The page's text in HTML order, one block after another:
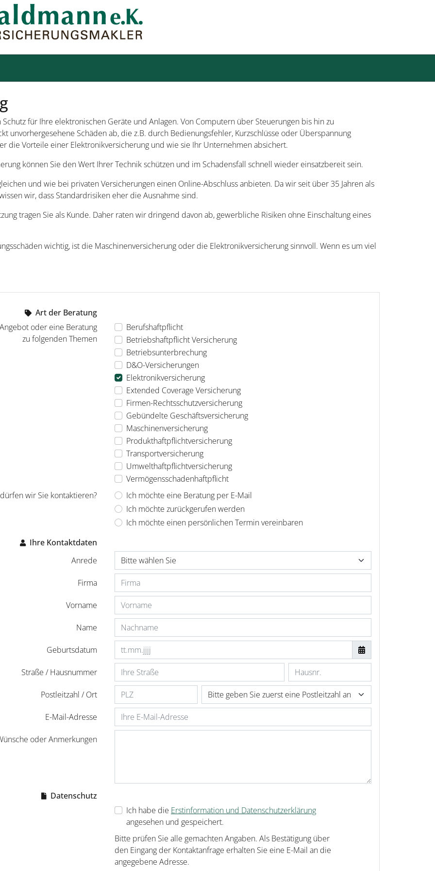
für Ihre elektronischen Geräte und Anlagen. Von Computern über Steuerungen bis hin zu
unvorhergesehene Schäden ab, die z.B. durch Bedienungsfehler, Kurzschlüsse oder Überspannung
die Vorteile einer Elektronikversicherung und wie sie Ihr Unternehmen absichert.
können Sie den Wert Ihrer Technik schützen und im Schadensfall schnell wieder einsatzbereit sein.
und wie bei privaten Versicherungen einen Online-Abschluss anbieten. Da wir seit über 35 Jahren als
wir, dass Standardrisiken eher die Ausnahme sind.
tragen Sie als Kunde. Daher raten wir dringend davon ab, gewerbliche Risiken ohne Einschaltung eines
wichtig, ist die Maschinenversicherung oder die Elektronikversicherung sinnvoll. Wenn es um viel
Art der Beratung
oder eine Beratung
zu folgenden Themen
Berufshaftpflicht
Betriebshaftpflicht Versicherung
Betriebsunterbrechung
D&O-Versicherungen
Elektronikversicherung
Extended Coverage Versicherung
Firmen-Rechtsschutzversicherung
Gebündelte Geschäftsversicherung
Maschinenversicherung
Produkthaftpflichtversicherung
Transportversicherung
Umwelthaftpflichtversicherung
Vermögensschadenhaftpflicht
wir Sie kontaktieren?
Ich möchte eine Beratung per E-Mail
Ich möchte zurückgerufen werden
Ich möchte einen persönlichen Termin vereinbaren
Ihre Kontaktdaten
Anrede
Firma
Vorname
Name
Geburtsdatum
Straße / Hausnummer
Postleitzahl / Ort
E-Mail-Adresse
oder Anmerkungen
Datenschutz
Ich habe die Erstinformation und Datenschutzerklärung
angesehen und gespeichert.
Bitte prüfen Sie alle gemachten Angaben. Als Bestätigung über
den Eingang der Kontaktanfrage erhalten Sie eine E-Mail an die
angegebene Adresse.